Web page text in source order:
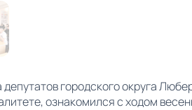
городского округа
ознакомился с ходом